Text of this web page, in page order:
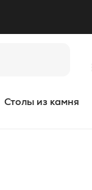
Столы из камня